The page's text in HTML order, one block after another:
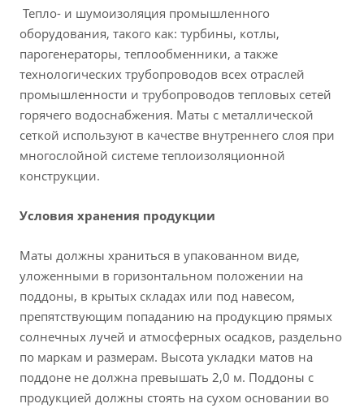
Тепло- и шумоизоляция промышленного
оборудования, такого как: турбины, котлы,
парогенераторы, теплообменники, а также
технологических трубопроводов всех отраслей
промышленности и трубопроводов тепловых сетей
горячего водоснабжения. Маты с металлической
сеткой используют в качестве внутреннего слоя при
многослойной системе теплоизоляционной
конструкции.
Условия хранения продукции
Маты должны храниться в упакованном виде,
уложенными в горизонтальном положении на
поддоны, в крытых складах или под навесом,
препятствующим попаданию на продукцию прямых
солнечных лучей и атмосферных осадков, раздельно
по маркам и размерам. Высота укладки матов на
поддоне не должна превышать 2,0 м. Поддоны с
продукцией должны стоять на сухом основании во